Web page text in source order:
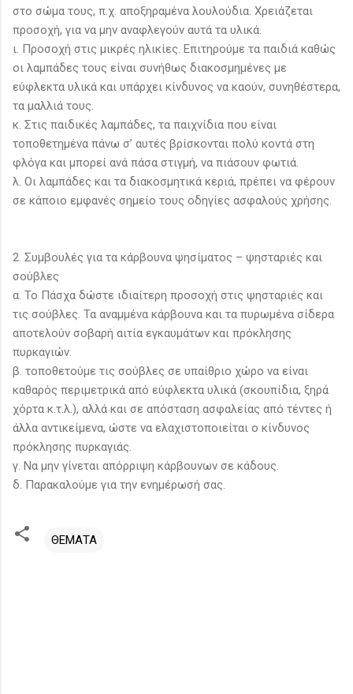
στο σώμα τους, π.χ. αποξηραμένα λουλούδια. Χρειάζεται
προσοχή, για να μην αναφλεγούν αυτά τα υλικά.
ι. Προσοχή στις μικρές ηλικίες. Επιτηρούμε τα παιδιά καθώς
οι λαμπάδες τους είναι συνήθως διακοσμημένες με
εύφλεκτα υλικά και υπάρχει κίνδυνος να καούν, συνηθέστερα,
τα μαλλιά τους.
κ. Στις παιδικές λαμπάδες, τα παιχνίδια που είναι
τοποθετημένα πάνω σ’ αυτές βρίσκονται πολύ κοντά στη
φλόγα και μπορεί ανά πάσα στιγμή, να πιάσουν φωτιά.
λ. Οι λαμπάδες και τα διακοσμητικά κεριά, πρέπει να φέρουν
σε κάποιο εμφανές σημείο τους οδηγίες ασφαλούς χρήσης.
2. Συμβουλές για τα κάρβουνα ψησίματος – ψησταριές και
σούβλες
α. Το Πάσχα δώστε ιδιαίτερη προσοχή στις ψησταριές και
τις σούβλες. Τα αναμμένα κάρβουνα και τα πυρωμένα σίδερα
αποτελούν σοβαρή αιτία εγκαυμάτων και πρόκλησης
πυρκαγιών.
β. τοποθετούμε τις σούβλες σε υπαίθριο χώρο να είναι
καθαρός περιμετρικά από εύφλεκτα υλικά (σκουπίδια, ξηρά
χόρτα κ.τ.λ.), αλλά και σε απόσταση ασφαλείας από τέντες ή
άλλα αντικείμενα, ώστε να ελαχιστοποιείται ο κίνδυνος
πρόκλησης πυρκαγιάς.
γ. Να μην γίνεται απόρριψη κάρβουνων σε κάδους.
δ. Παρακαλούμε για την ενημέρωσή σας.
ΘΕΜΑΤΑ